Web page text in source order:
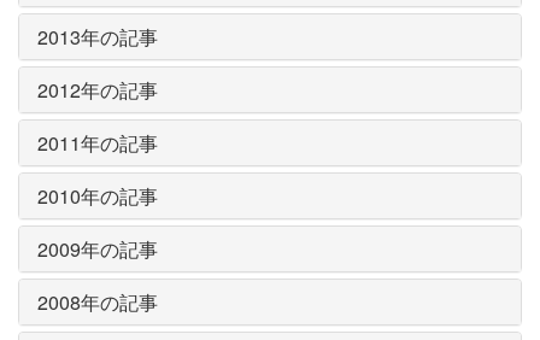
2013年の記事
2012年の記事
2011年の記事
2010年の記事
2009年の記事
2008年の記事